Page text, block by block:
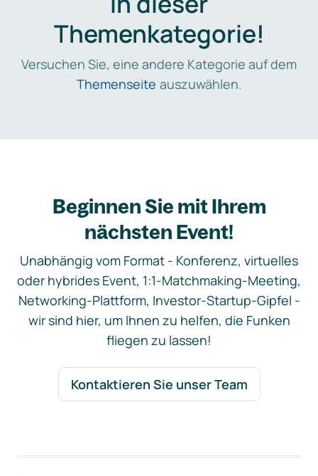
Themenkategorie!
Versuchen Sie, eine andere Kategorie auf dem
Themenseite auszuwählen.
Beginnen Sie mit Ihrem
nächsten Event!
Unabhängig vom Format - Konferenz, virtuelles
oder hybrides Event, 1:1-Matchmaking-Meeting,
Networking-Plattform, Investor-Startup-Gipfel -
wir sind hier, um Ihnen zu helfen, die Funken
fliegen zu lassen!
Kontaktieren Sie unser Team